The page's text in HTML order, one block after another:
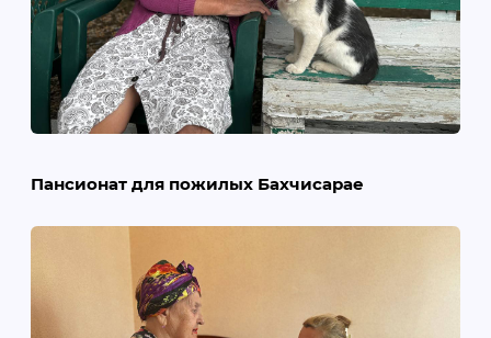
Пансионат для пожилых Бахчисарае